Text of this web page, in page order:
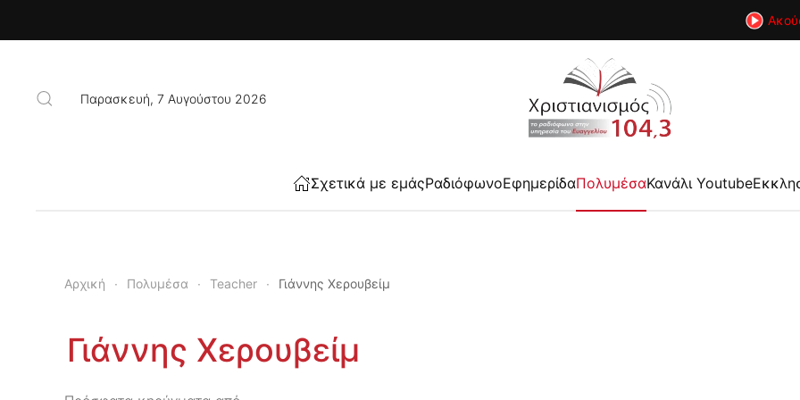
Παρασκευή, 7 Αυγούστου 2026
Σχετικά με εμάςΡαδιόφωνοΕφημερίδαΠολυμέσαΚανάλι Youtube
Αρχική Πολυμέσα Teacher Γιάννης Χερουβείμ
Γιάννης Χερουβείμ